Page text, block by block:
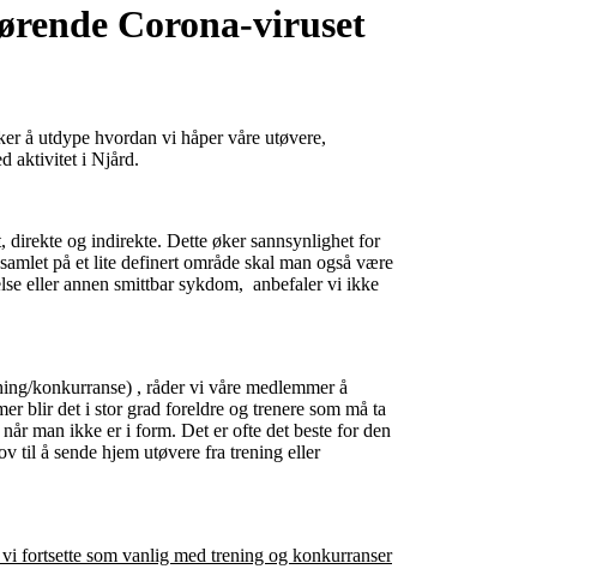
Corona-viruset
å utdype hvordan vi håper våre utøvere,
aktivitet i Njård.
direkte og indirekte. Dette øker sannsynlighet for
på et lite definert område skal man også være
eller annen smittbar sykdom, anbefaler vi ikke
konkurranse) , råder vi våre medlemmer å
blir det i stor grad foreldre og trenere som må ta
man ikke er i form. Det er ofte det beste for den
til å sende hjem utøvere fra trening eller
fortsette som vanlig med trening og konkurranser